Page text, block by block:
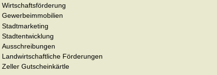
Wirtschaftsförderung
Gewerbeimmobilien
Stadtmarketing
Stadtentwicklung
Ausschreibungen
Landwirtschaftliche Förderungen
Zeller Gutscheinkärtle